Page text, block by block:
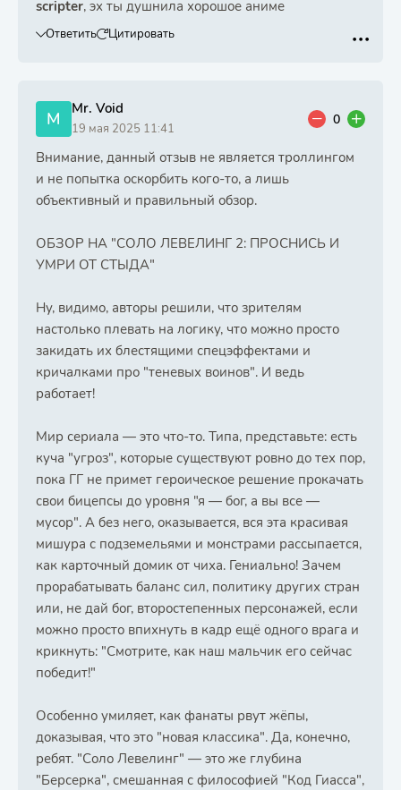
scripter, эх ты душнила хорошое аниме
Ответить Цитировать
M Mr. Void
19 мая 2025 11:41
0
Внимание, данный отзыв не является троллингом
и не попытка оскорбить кого-то, а лишь
объективный и правильный обзор.
ОБЗОР НА "СОЛО ЛЕВЕЛИНГ 2: ПРОСНИСЬ И
УМРИ ОТ СТЫДА"
Ну, видимо, авторы решили, что зрителям
настолько плевать на логику, что можно просто
закидать их блестящими спецэффектами и
кричалками про "теневых воинов". И ведь
работает!
Мир сериала — это что-то. Типа, представьте: есть
куча "угроз", которые существуют ровно до тех пор,
пока ГГ не примет героическое решение прокачать
свои бицепсы до уровня "я — бог, а вы все —
мусор". А без него, оказывается, вся эта красивая
мишура с подземельями и монстрами рассыпается,
как карточный домик от чиха. Гениально! Зачем
прорабатывать баланс сил, политику других стран
или, не дай бог, второстепенных персонажей, если
можно просто впихнуть в кадр ещё одного врага и
крикнуть: "Смотрите, как наш мальчик его сейчас
победит!"
Особенно умиляет, как фанаты рвут жёпы,
доказывая, что это "новая классика". Да, конечно,
ребят. "Соло Левелинг" — это же глубина
"Берсерка", смешанная с философией "Код Гиасса",